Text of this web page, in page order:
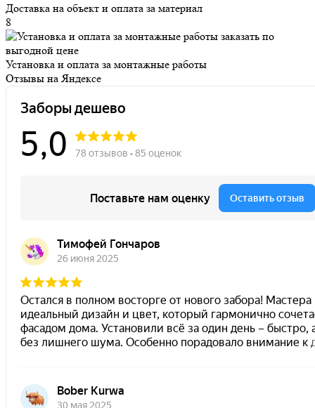
Доставка на объект и оплата за материал
8
Установка и оплата за монтажные работы
Отзывы на Яндексе